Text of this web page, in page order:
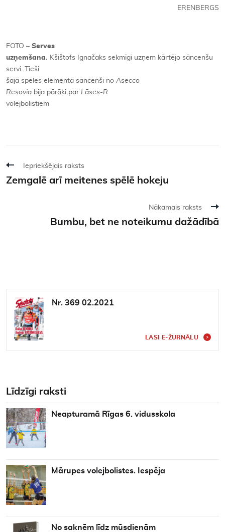
ERENBERGS
FOTO – Serves
uzņemšana. Kšištofs Ignačaks sekmīgi uzņem kārtējo sāncenšu
servi. Tieši
šajā spēles elementā sāncenši no Asecco
Resovia bija pārāki par Lāses-R
volejbolistiem
Iepriekšējais raksts
Zemgalē arī meitenes spēlē hokeju
Nākamais raksts
Bumbu, bet ne noteikumu dažādībā
Nr. 369 02.2021
LASI E-ŽURNĀLU
Līdzīgi raksti
Neapturamā Rīgas 6. vidusskola
Mārupes volejbolistes. Iespēja
No saknēm līdz mūsdienām